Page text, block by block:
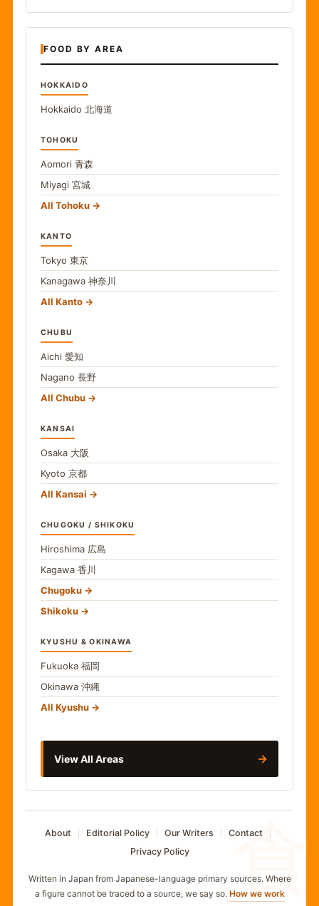
食
FOOD BY AREA
HOKKAIDO
Hokkaido 北海道
TOHOKU
Aomori 青森
Miyagi 宮城
All Tohoku
KANTO
Tokyo 東京
Kanagawa 神奈川
All Kanto
CHUBU
Aichi 愛知
Nagano 長野
All Chubu
KANSAI
Osaka 大阪
Kyoto 京都
All Kansai
CHUGOKU / SHIKOKU
Hiroshima 広島
Kagawa 香川
Chugoku
Shikoku
KYUSHU & OKINAWA
Fukuoka 福岡
Okinawa 沖縄
All Kyushu
View All Areas →
About Editorial Policy Our Writers
Contact
Privacy Policy
Written in Japan from Japanese-language primary sources. Where
a figure cannot be traced to a source, we say so. How we work